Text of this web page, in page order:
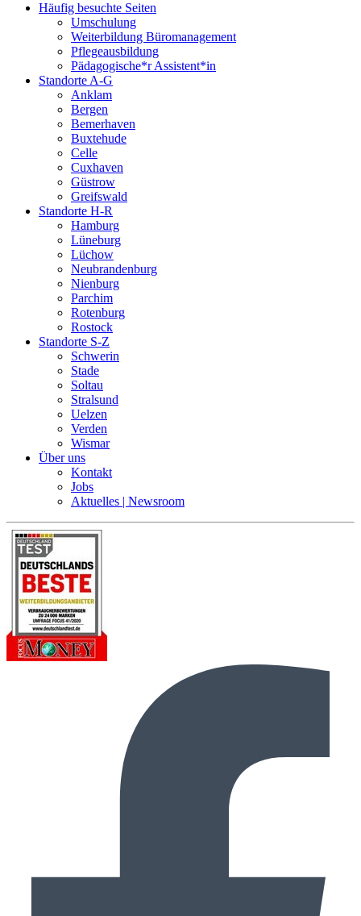
Häufig besuchte Seiten
Umschulung
Weiterbildung Büromanagement
Pflegeausbildung
Pädagogische*r Assistent*in
Standorte A-G
Anklam
Bergen
Bemerhaven
Buxtehude
Celle
Cuxhaven
Güstrow
Greifswald
Standorte H-R
Hamburg
Lüneburg
Lüchow
Neubrandenburg
Nienburg
Parchim
Rotenburg
Rostock
Standorte S-Z
Schwerin
Stade
Soltau
Stralsund
Uelzen
Verden
Wismar
Über uns
Kontakt
Jobs
Aktuelles | Newsroom